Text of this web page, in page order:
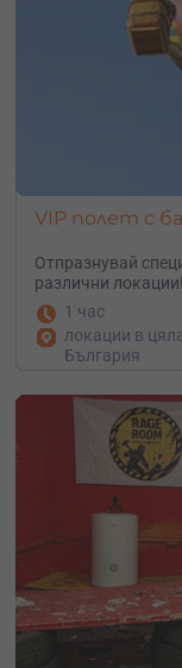
VIP полет с
Отпразнувай
различни
1 час
локации в
България